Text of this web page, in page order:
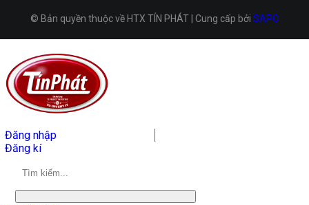
© Bản quyền thuộc về HTX TÍN PHÁT | Cung cấp bởi SAPO
Đăng nhập
Đăng kí